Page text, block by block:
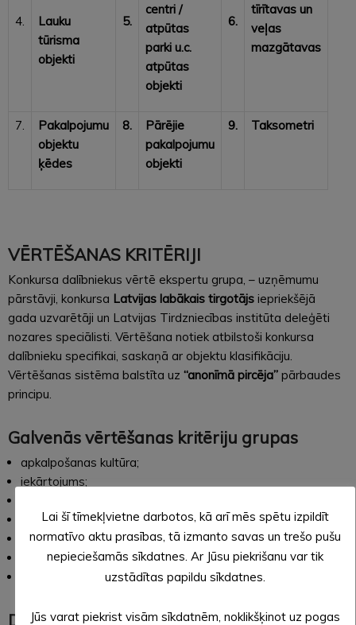
4.
Lauku
tūrisma
objekti
5.
centri /
atpūtas
parki u.c.
atpūtas
objekti
6.
tīrītavas un
veļas
mazgātavas
7.
Pakalpojumu
objektu
ķēdes
8.
Pārējie
pakalpojumu
objekti
9. Taksometri
VĒRTĒŠANAS KRITĒRIJI
Konkursa dalībniekus vērtē ekspertu grupa, – uzņēmumu
pārstāvji, konkursa Latvijas labākais tirgotājs iepriekšējā
gada uzvarētāji un Latvijas Tirdzniecības institūta deleģēti
nozares speciālisti. Vērtēšana notiek atbilstoši konkursa
dalībnieku specifikai, saskaņā ar objektu klasifikāciju.
Vērtēšanas sistēma balstīta uz “anonīmā pircēja” pārbaudes
principu.
Galvenās vērtēšanas kritēriju grupas
apkalpošanas kultūra;
iekārtojums;
preču marķējums;
kārtība un tīrība;
informācija;
speciālie piedāvājumi.
DALĪBAS MAKSA
Lai šī tīmekļvietne darbotos, kā arī mēs spētu izpildīt
normatīvo aktu prasības, tā izmanto savas un trešo pušu
nepieciešamās sīkdatnes. Ar Jūsu piekrišanu var tik
uzstādītas papildu sīkdatnes.
Jūs varat piekrist visām sīkdatnēm, noklikšķinot uz pogas